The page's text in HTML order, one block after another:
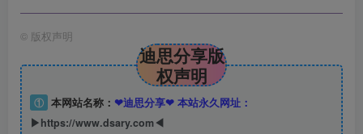
© 版权声明
迪思分享版
权声明
① 本网站名称： ❤迪思分享❤ 本站永久网址：
▶https://www.dsary.com◀